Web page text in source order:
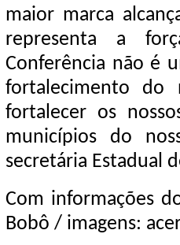
maior marca
representa a
Conferência não é
fortalecimento do
fortalecer os
municípios do
secretária Estadual
Com informações
Bobô / imagens: